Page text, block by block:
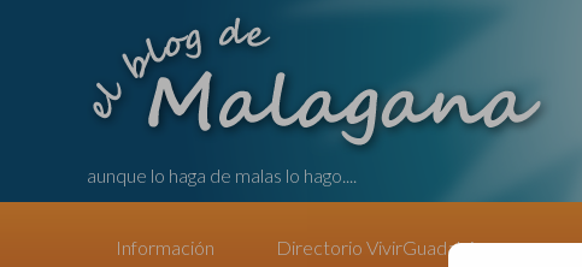
aunque lo haga de malas lo hago....
Información Directorio VivirGuadalajara